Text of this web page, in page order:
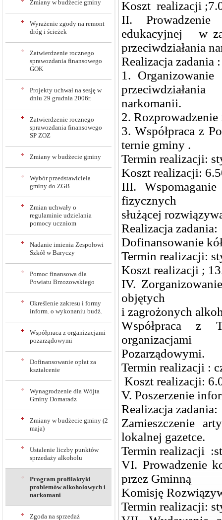
Zmiany w budżecie gminy
Wyrażenie zgody na remont
dróg i ścieżek
Zatwierdzenie rocznego
sprawozdania finansowego
GOK
Projekty uchwał na sesję w
dniu 29 grudnia 2006r.
Zatwierdzenie rocznego
sprawozdania finansowego
SP ZOZ
Zmiany w budżecie gminy
Wybór przedstawiciela
gminy do ZGB
Zmian uchwały o
regulaminie udzielania
pomocy uczniom
Nadanie imienia Zespołowi
Szkół w Baryczy
Pomoc finansowa dla
Powiatu Brzozowskiego
Określenie zakresu i formy
inform. o wykonaniu budż.
Współpraca z organizacjami
pozarządowymi
Dofinansowanie opłat za
kształcenie
Wynagrodzenie dla Wójta
Gminy Domaradz
Zmiany w budżecie gminy (2
maja)
Ustalenie liczby punktów
sprzedaży alkoholu
Program profilaktyki
problemów alkoholowych i
narkomani
Zgoda na sprzedaż
Koszt realizacji
II.
edukacyjnej w
przeciwdziałania
Realizacja zadania :
1.
przeciwdziałania
narkomanii.
2.
3. Współpraca z
ternie gminy .
Termin realizacji:
Koszt realizacji:
III.
fizycznych
służącej
Realizacja zadania:
Dofinansowanie
Termin realizacji:
Koszt realizacji ;
IV.
objętych
i zagrożonych
Współpraca z
organizacjami
Pozarządowymi.
Termin realizacji :
Koszt realizacji:
V. Poszerzenie
Realizacja zadania:
Zamieszczenie
lokalnej gazetce.
Termin realizacji
VI. Prowadzenie
przez Gminną
Komisję
Termin realizacji: